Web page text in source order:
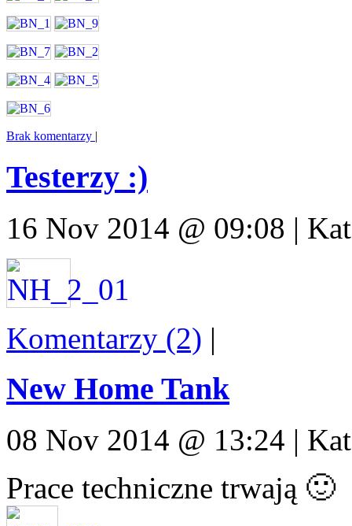
Brak komentarzy |
Testerzy :)
16 Nov 2014 @ 09:08 |
Komentarzy (2) |
New Home Tank
08 Nov 2014 @ 13:24 |
Prace techniczne trwają 🙂